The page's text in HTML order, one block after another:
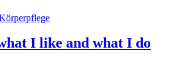
I like and what I do